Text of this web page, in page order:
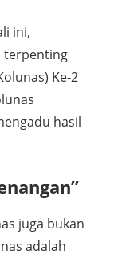
ini,
terpenting
Ke-2
hasil
juga bukan
adalah